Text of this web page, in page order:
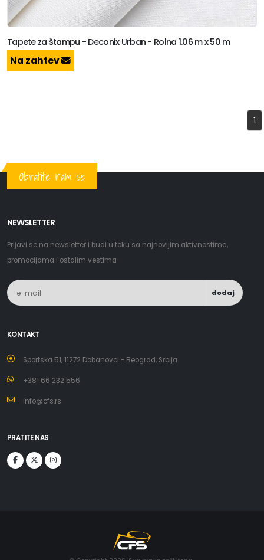
Tapete za štampu - Deconix Urban - Rolna 1.06 m x 50 m
Na zahtev
1
Obratite nam se
NEWSLETTER
Prijavi se na newsletter i budi u toku sa najnovijim aktivnostima,
promocijama i ostalim vestima
dodaj
KONTAKT
Sportska 51, 11272 Dobanovci - Beograd, Srbija
+381 66 232 556
info@cfs.rs
PRATITE NAS